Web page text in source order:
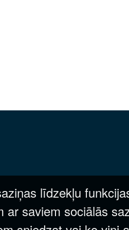
līdzekļu
saviem sociālās